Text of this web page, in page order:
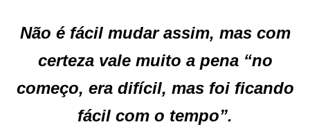
Não é fácil mudar assim, mas com
certeza vale muito a pena “no
começo, era difícil, mas foi ficando
fácil com o tempo”.